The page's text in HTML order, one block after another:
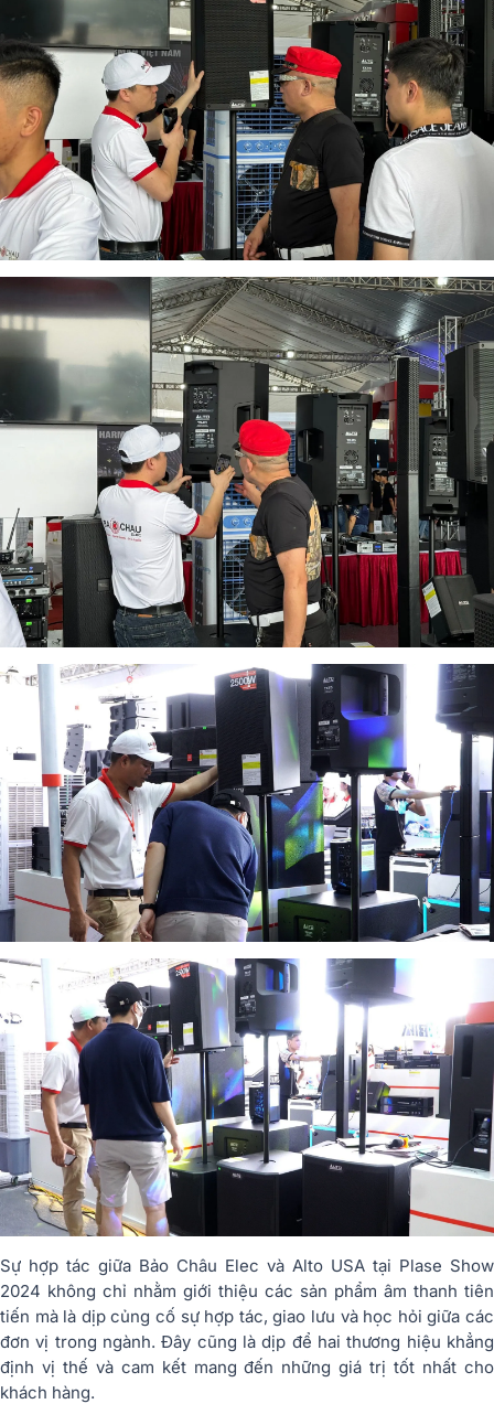
Sự hợp tác giữa Bảo Châu Elec và Alto USA tại Plase Show
2024 không chỉ nhằm giới thiệu các sản phẩm âm thanh tiên
tiến mà là dịp củng cố sự hợp tác, giao lưu và học hỏi giữa các
đơn vị trong ngành. Đây cũng là dịp để hai thương hiệu khẳng
định vị thế và cam kết mang đến những giá trị tốt nhất cho
khách hàng.